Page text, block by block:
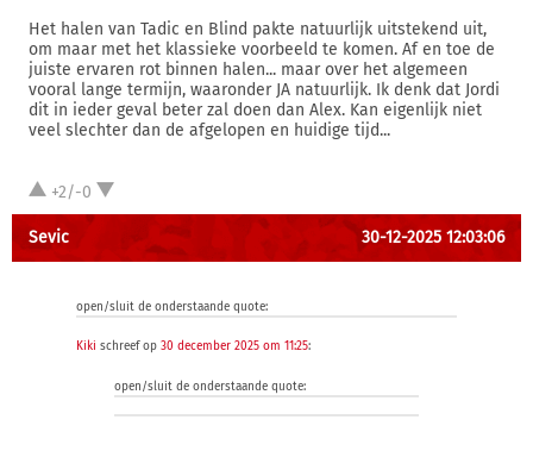
Het halen van Tadic en Blind pakte natuurlijk uitstekend uit,
om maar met het klassieke voorbeeld te komen. Af en toe de
juiste ervaren rot binnen halen... maar over het algemeen
vooral lange termijn, waaronder JA natuurlijk. Ik denk dat Jordi
dit in ieder geval beter zal doen dan Alex. Kan eigenlijk niet
veel slechter dan de afgelopen en huidige tijd...
+2/-0
Sevic 30-12-2025 12:03:06
open/sluit de onderstaande quote:
Kiki schreef op 30 december 2025 om 11:25:
open/sluit de onderstaande quote: